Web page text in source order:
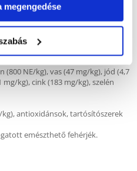
megengedése
(800 NE/kg), vas (47 mg/kg), jód (4,7
kg), cink (183 mg/kg), szelén
antioxidánsok, tartósítószerek
emészthető fehérjék.